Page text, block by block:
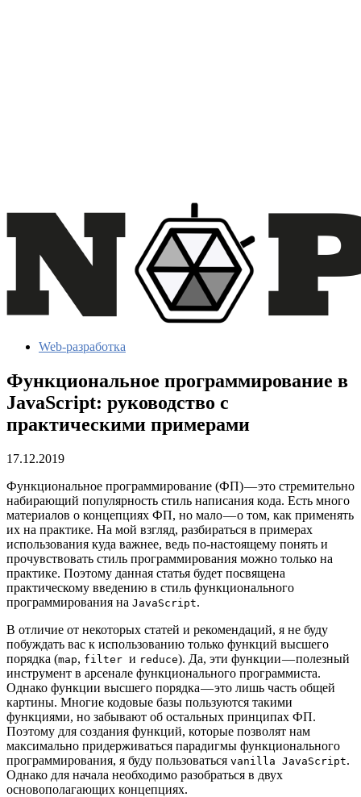
Web-разработка
Функциональное программирование в
JavaScript: руководство с
практическими примерами
17.12.2019
Функциональное программирование (ФП) — это стремительно
набирающий популярность стиль написания кода. Есть много
материалов о концепциях ФП, но мало — о том, как применять
их на практике. На мой взгляд, разбираться в примерах
использования куда важнее, ведь по-настоящему понять и
прочувствовать стиль программирования можно только на
практике. Поэтому данная статья будет посвящена
практическому введению в стиль функционального
программирования на JavaScript.
В отличие от некоторых статей и рекомендаций, я не буду
побуждать вас к использованию только функций высшего
порядка (map, filter и reduce). Да, эти функции — полезный
инструмент в арсенале функционального программиста.
Однако функции высшего порядка — это лишь часть общей
картины. Многие кодовые базы пользуются такими
функциями, но забывают об остальных принципах ФП.
Поэтому для создания функций, которые позволят нам
максимально придерживаться парадигмы функционального
программирования, я буду пользоваться vanilla JavaScript.
Однако для начала необходимо разобраться в двух
основополагающих концепциях.